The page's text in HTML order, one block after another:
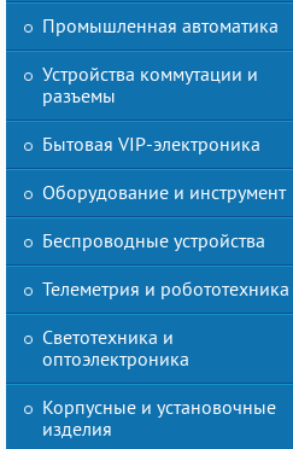
Промышленная автоматика
Устройства коммутации и
разъемы
Бытовая VIP-электроника
Оборудование и инструмент
Беспроводные устройства
Телеметрия и робототехника
Светотехника и
оптоэлектроника
Корпусные и установочные
изделия